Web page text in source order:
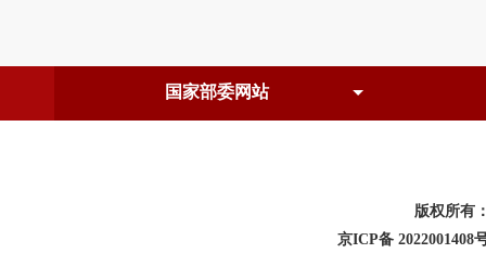
版权所有
京ICP备 2022001408